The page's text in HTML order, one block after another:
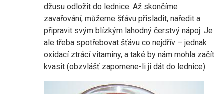
džusu odložit do lednice. Až skončíme
zavařování, můžeme šťávu přisladit, naředit a
připravit svým blízkým lahodný čerstvý nápoj. Je
ale třeba spotřebovat šťávu co nejdřív – jednak
oxidací ztrácí vitaminy, a také by nám mohla začít
kvasit (obzvlášť zapomene-li ji dát do lednice).